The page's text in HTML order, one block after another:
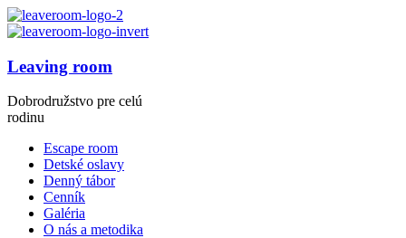
Leaving room
Dobrodružstvo pre celú
rodinu
Escape room
Detské oslavy
Denný tábor
Cenník
Galéria
O nás a metodika